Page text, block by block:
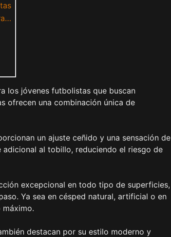
los jóvenes futbolistas que buscan
ofrecen una combinación única de
un ajuste ceñido y una sensación de
al tobillo, reduciendo el riesgo de
excepcional en todo tipo de superficies,
Ya sea en césped natural, artificial o en
destacan por su estilo moderno y